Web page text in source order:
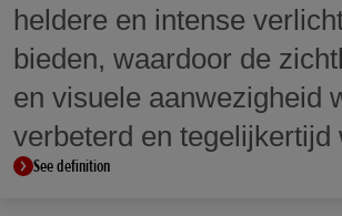
heldere en intense
bieden, waardoor de
en visuele aanwezigheid
verbeterd en tegelijkertijd
geprofiteerd van hun lage
See definition